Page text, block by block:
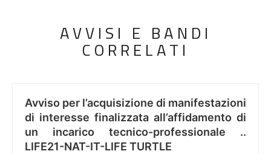
AVVISI E BANDI
CORRELATI
Avviso per l’acquisizione di manifestazioni
di interesse finalizzata all’affidamento di
un incarico tecnico-professionale ..
LIFE21-NAT-IT-LIFE TURTLE